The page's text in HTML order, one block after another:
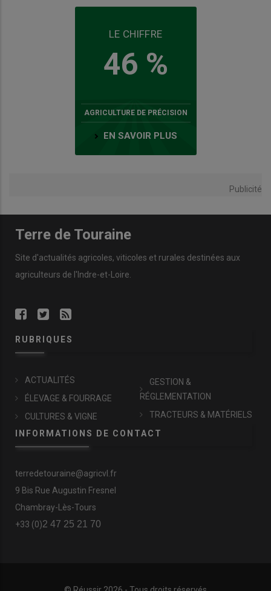
LE CHIFFRE
46 %
AGRICULTURE DE PRÉCISION
EN SAVOIR PLUS
Publicité
Terre de Touraine
Site d'actualités agricoles, viticoles et rurales destinées aux
agriculteurs de l'Indre-et-Loire.
RUBRIQUES
ACTUALITÉS
ÉLEVAGE & FOURRAGE
CULTURES & VIGNE
GESTION &
RÉGLEMENTATION
TRACTEURS & MATÉRIELS
INFORMATIONS DE CONTACT
terredetouraine@agricvl.fr
9 Bis Rue Augustin Fresnel
Chambray-Lès-Tours
+33 (0)2 47 25 21 70